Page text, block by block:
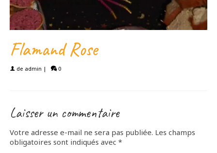
Flamand Rose
de admin | 0
Laisser un commentaire
Votre adresse e-mail ne sera pas publiée. Les champs
obligatoires sont indiqués avec *